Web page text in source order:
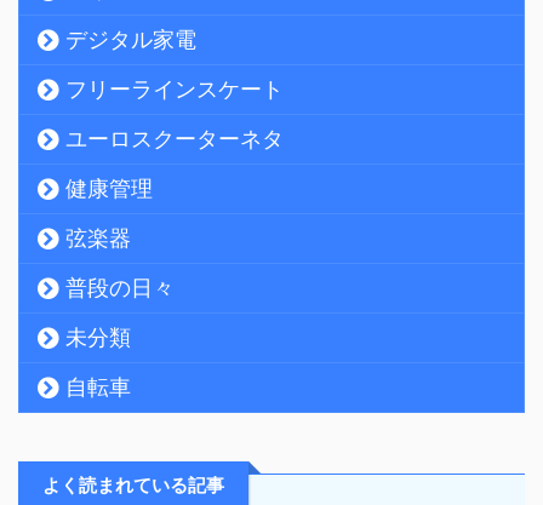
デジタル家電
フリーラインスケート
ユーロスクーターネタ
健康管理
弦楽器
普段の日々
未分類
自転車
よく読まれている記事